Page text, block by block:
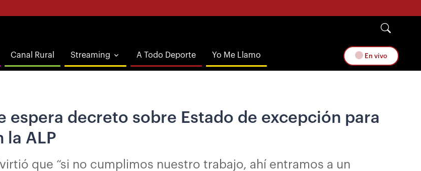
Canal Rural Streaming A Todo Deporte Yo Me Llamo En vivo
espera decreto sobre Estado de excepción para
la ALP
que “si no cumplimos nuestro trabajo, ahí entramos a un